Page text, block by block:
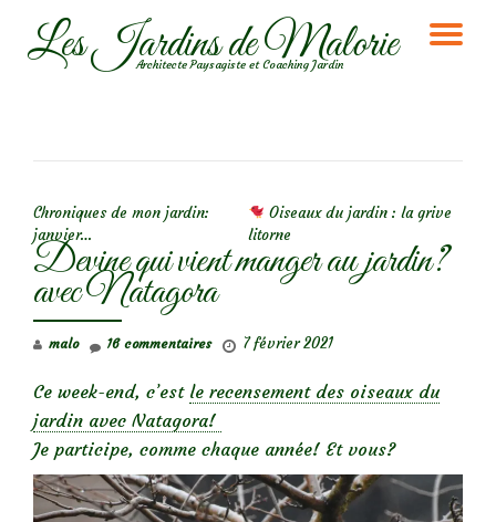
AllerLes Jardins de Malorie
Architecte Paysagiste et Coaching Jardin
Chroniques de mon jardin:
janvier…
Oiseaux du jardin : la grive
litorne
Devine qui vient manger au jardin?
avec Natagora
malo 7 février 2021
16 commentaires
Ce week-end, c’est le recensement des oiseaux du
jardin avec Natagora!
Je participe, comme chaque année! Et vous?